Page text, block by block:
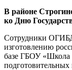
В районе
ко Дню
Сотрудники
изготовлению
базе ГБОУ «Школа
подготовительных